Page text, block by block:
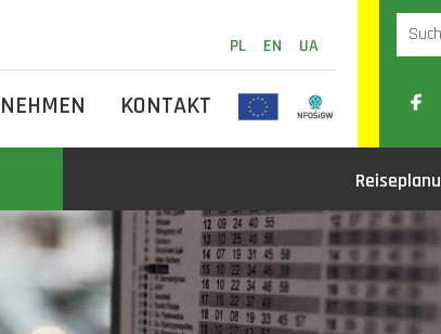
PL EN UA
KONTAKT A-